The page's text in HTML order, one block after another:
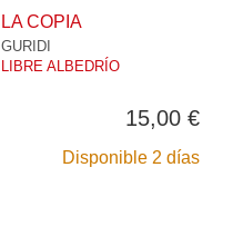
LA COPIA
GURIDI
LIBRE ALBEDRÍO
15,00 €
Disponible 2 días